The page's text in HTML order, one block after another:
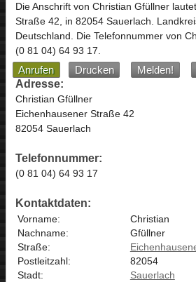
Die Anschrift von Christian Gfüllner
Straße 42, in 82054 Sauerlach.
Deutschland. Die Telefonnummer von
(0 81 04) 64 93 17.
Anrufen Drucken Melden!
Adresse:
Christian Gfüllner
Eichenhausener Straße 42
82054 Sauerlach
Telefonnummer:
(0 81 04) 64 93 17
Kontaktdaten:
Vorname:
Christian
Nachname:
Gfüllner
Straße:
Postleitzahl:
82054
Stadt:
Sauerlach